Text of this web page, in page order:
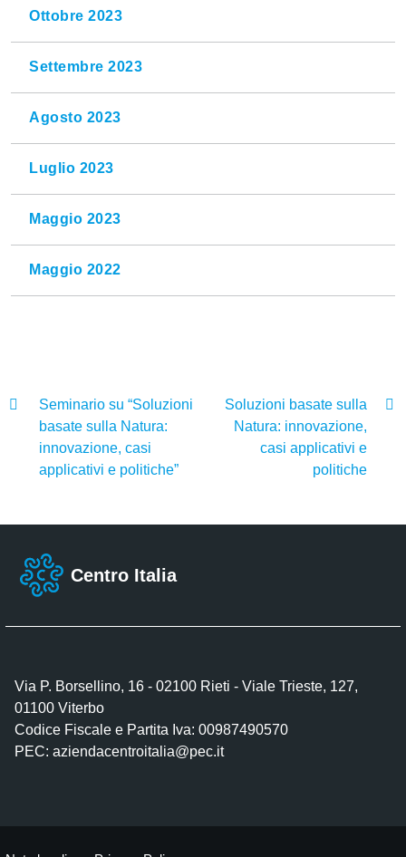
Ottobre 2023
Settembre 2023
Agosto 2023
Luglio 2023
Maggio 2023
Maggio 2022
Seminario su “Soluzioni
basate sulla Natura:
innovazione, casi
applicativi e politiche”
Soluzioni basate sulla
Natura: innovazione,
casi applicativi e
politiche
Centro Italia
Via P. Borsellino, 16 - 02100 Rieti - Viale Trieste, 127,
01100 Viterbo
Codice Fiscale e Partita Iva: 00987490570
PEC: aziendacentroitalia@pec.it